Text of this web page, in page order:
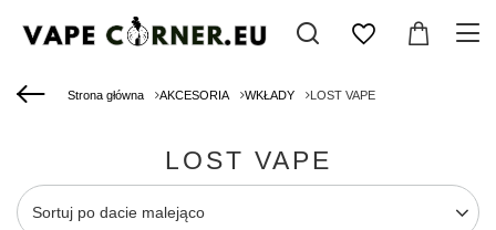
Strona główna AKCESORIA WKŁADY LOST VAPE
LOST VAPE
Zmień sortowanie
Sortuj po dacie malejąco